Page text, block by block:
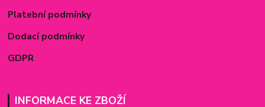
Platební podmínky
Dodací podmínky
GDPR
INFORMACE KE ZBOŽÍ